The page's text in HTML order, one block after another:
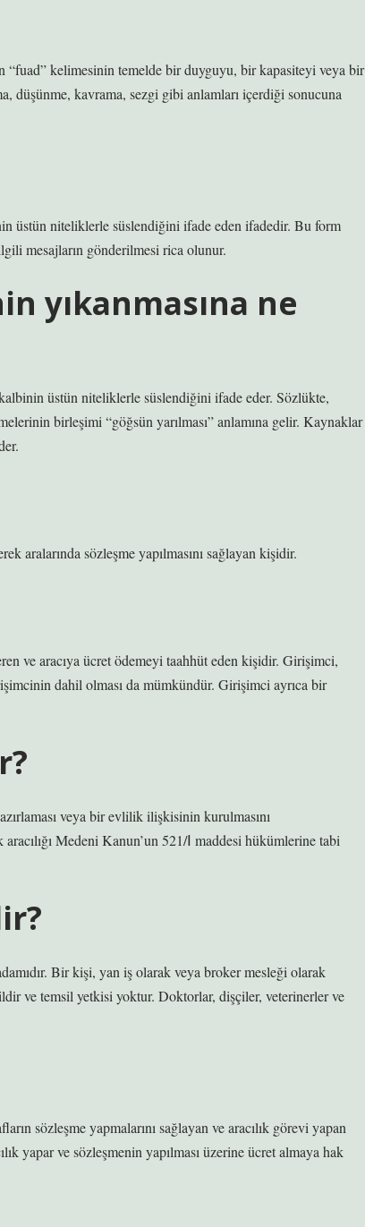
kelimesinin temelde bir duyguyu, bir kapasiteyi veya bir
düşünme, kavrama, sezgi gibi anlamları içerdiği sonucuna
üstün niteliklerle süslendiğini ifade eden ifadedir. Bu form
mesajların gönderilmesi rica olunur.
yıkanmasına ne
üstün niteliklerle süslendiğini ifade eder. Sözlükte,
birleşimi “göğsün yarılması” anlamına gelir. Kaynaklar
aralarında sözleşme yapılmasını sağlayan kişidir.
ve aracıya ücret ödemeyi taahhüt eden kişidir. Girişimci,
dahil olması da mümkündür. Girişimci ayrıca bir
veya bir evlilik ilişkisinin kurulmasını
Medeni Kanun’un 521/Ⅰ maddesi hükümlerine tabi
Bir kişi, yan iş olarak veya broker mesleği olarak
ve temsil yetkisi yoktur. Doktorlar, dişçiler, veterinerler ve
sözleşme yapmalarını sağlayan ve aracılık görevi yapan
yapar ve sözleşmenin yapılması üzerine ücret almaya hak